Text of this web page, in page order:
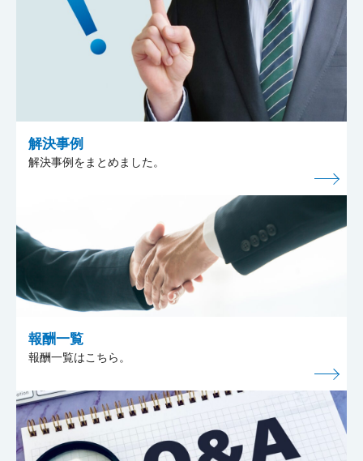
解決事例
解決事例をまとめました。
報酬一覧
報酬一覧はこちら。